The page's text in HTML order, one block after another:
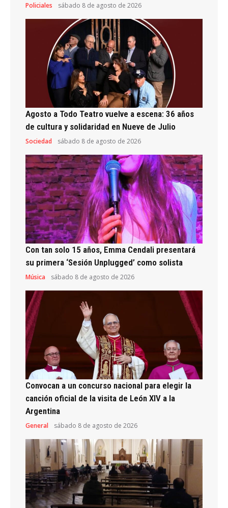
Policiales sábado 8 de agosto de 2026
Agosto a Todo Teatro vuelve a escena: 36 años
de cultura y solidaridad en Nueve de Julio
Sociedad sábado 8 de agosto de 2026
Con tan solo 15 años, Emma Cendali presentará
su primera ‘Sesión Unplugged’ como solista
Música sábado 8 de agosto de 2026
Convocan a un concurso nacional para elegir la
canción oficial de la visita de León XIV a la
Argentina
General sábado 8 de agosto de 2026